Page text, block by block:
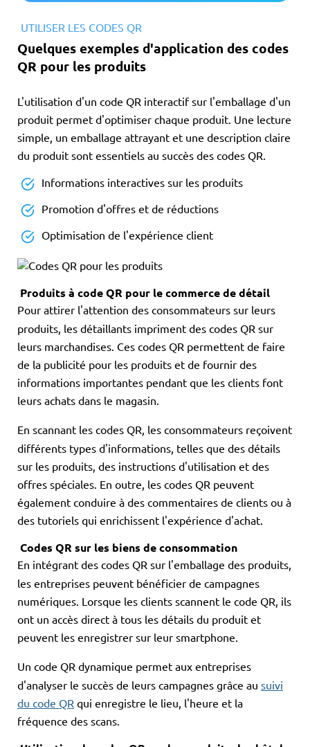
UTILISER LES CODES QR
Quelques exemples d'application des codes
QR pour les produits
L'utilisation d'un code QR interactif sur l'emballage d'un
produit permet d'optimiser chaque produit. Une lecture
simple, un emballage attrayant et une description claire
du produit sont essentiels au succès des codes QR.
Informations interactives sur les produits
Promotion d'offres et de réductions
Optimisation de l'expérience client
Produits à code QR pour le commerce de détail
Pour attirer l'attention des consommateurs sur leurs
produits, les détaillants impriment des codes QR sur
leurs marchandises. Ces codes QR permettent de faire
de la publicité pour les produits et de fournir des
informations importantes pendant que les clients font
leurs achats dans le magasin.
En scannant les codes QR, les consommateurs reçoivent
différents types d'informations, telles que des détails
sur les produits, des instructions d'utilisation et des
offres spéciales. En outre, les codes QR peuvent
également conduire à des commentaires de clients ou à
des tutoriels qui enrichissent l'expérience d'achat.
Codes QR sur les biens de consommation
En intégrant des codes QR sur l'emballage des produits,
les entreprises peuvent bénéficier de campagnes
numériques. Lorsque les clients scannent le code QR, ils
ont un accès direct à tous les détails du produit et
peuvent les enregistrer sur leur smartphone.
Un code QR dynamique permet aux entreprises
d'analyser le succès de leurs campagnes grâce au suivi
du code QR qui enregistre le lieu, l'heure et la
fréquence des scans.